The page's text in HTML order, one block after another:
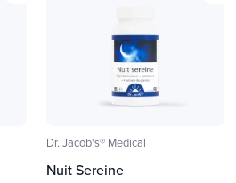
Dr. Jacob's® Medical
Nuit Sereine